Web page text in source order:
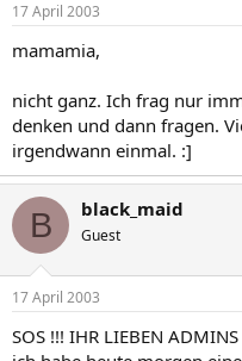
17 April 2003
mamamia,
nicht ganz. Ich frag nur
denken und dann fragen.
irgendwann einmal. :]
B black_maid
Guest
17 April 2003
SOS !!! IHR LIEBEN ADMINS